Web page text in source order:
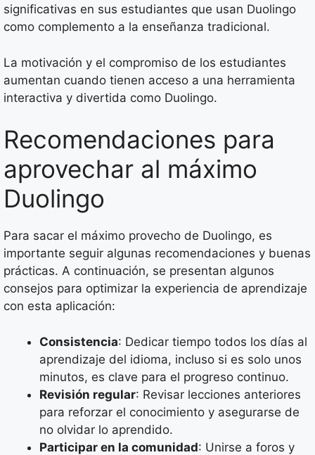
significativas en sus estudiantes que usan Duolingo
como complemento a la enseñanza tradicional.
La motivación y el compromiso de los estudiantes
aumentan cuando tienen acceso a una herramienta
interactiva y divertida como Duolingo.
Recomendaciones para
aprovechar al máximo
Duolingo
Para sacar el máximo provecho de Duolingo, es
importante seguir algunas recomendaciones y buenas
prácticas. A continuación, se presentan algunos
consejos para optimizar la experiencia de aprendizaje
con esta aplicación:
Consistencia: Dedicar tiempo todos los días al
aprendizaje del idioma, incluso si es solo unos
minutos, es clave para el progreso continuo.
Revisión regular: Revisar lecciones anteriores
para reforzar el conocimiento y asegurarse de
no olvidar lo aprendido.
Participar en la comunidad: Unirse a foros y